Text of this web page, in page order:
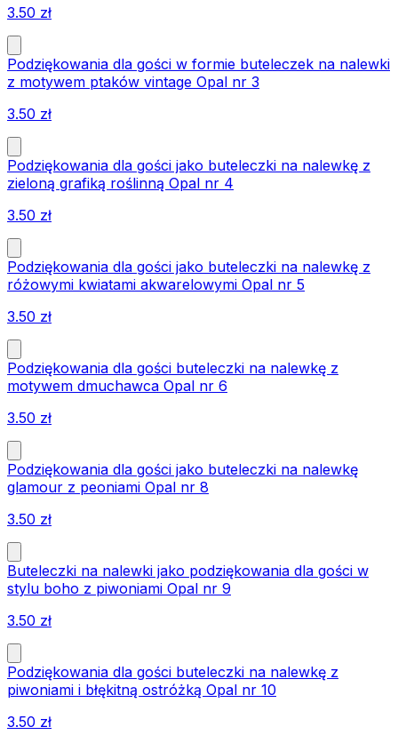
3.50 zł
Podziękowania dla gości w formie buteleczek na nalewki
z motywem ptaków vintage Opal nr 3
3.50 zł
Podziękowania dla gości jako buteleczki na nalewkę z
zieloną grafiką roślinną Opal nr 4
3.50 zł
Podziękowania dla gości jako buteleczki na nalewkę z
różowymi kwiatami akwarelowymi Opal nr 5
3.50 zł
Podziękowania dla gości buteleczki na nalewkę z
motywem dmuchawca Opal nr 6
3.50 zł
Podziękowania dla gości jako buteleczki na nalewkę
glamour z peoniami Opal nr 8
3.50 zł
Buteleczki na nalewki jako podziękowania dla gości w
stylu boho z piwoniami Opal nr 9
3.50 zł
Podziękowania dla gości buteleczki na nalewkę z
piwoniami i błękitną ostróżką Opal nr 10
3.50 zł